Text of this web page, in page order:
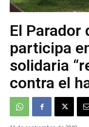
El Parador
participa
solidaria
contra el